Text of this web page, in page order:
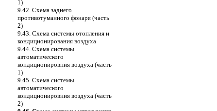
1)
9.42. Схема заднего
противотуманного фонаря (часть
2)
9.43. Схема системы отопления и
кондиционирования воздуха
9.44. Схема системы
автоматического
кондиционировния воздуха (часть
1)
9.45. Схема системы
автоматического
кондиционировния воздуха (часть
2)